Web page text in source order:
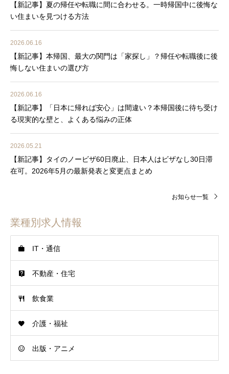
【新記事】夏の帰任や転職に間に合わせる。一時帰国中に後悔な
い住まいを見つける方法
2026.06.16
【新記事】本帰国、最大の関門は「家探し」？帰任や転職後に後
悔しない住まいの選び方
2026.06.16
【新記事】「日本に帰れば安心」は間違い？本帰国後に待ち受け
る現実的な壁と、よくある悩みの正体
2026.05.21
【新記事】タイのノービザ60日廃止、日本人はビザなし30日滞
在可。2026年5月の最新発表と変更点まとめ
お知らせ一覧
業種別求人情報
IT・通信
不動産・住宅
飲食業
介護・福祉
出版・アニメ